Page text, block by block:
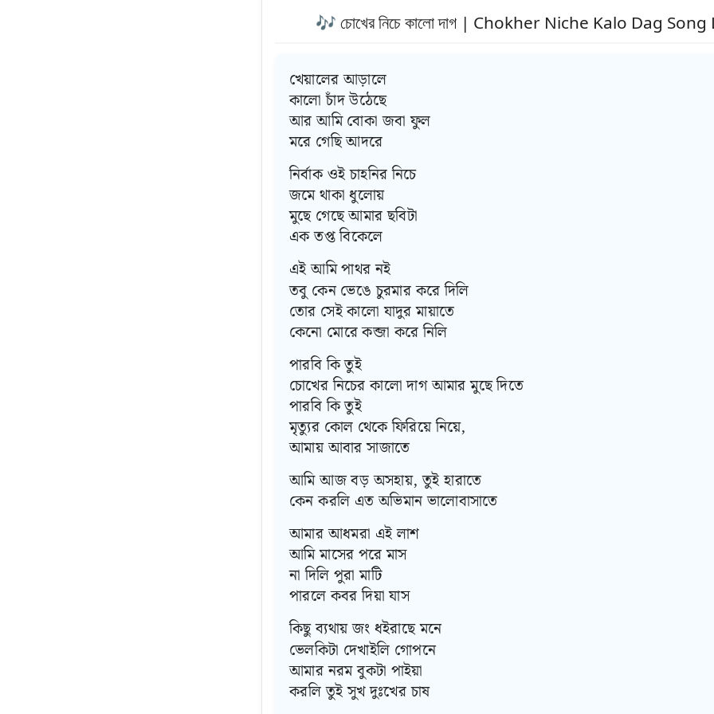
🎶 চোখের নিচে কালো দাগ | Chokher Niche Kalo Dag
খেয়ালের আড়ালে
কালো চাঁদ উঠেছে
আর আমি বোকা জবা ফুল
মরে গেছি আদরে
নির্বাক ওই চাহনির নিচে
জমে থাকা ধুলোয়
মুছে গেছে আমার ছবিটা
এক তপ্ত বিকেলে
এই আমি পাথর নই
তবু কেন ভেঙে চুরমার করে দিলি
তোর সেই কালো যাদুর মায়াতে
কেনো মোরে কব্জা করে নিলি
পারবি কি তুই
চোখের নিচের কালো দাগ আমার মুছে দিতে
পারবি কি তুই
মৃত্যুর কোল থেকে ফিরিয়ে নিয়ে,
আমায় আবার সাজাতে
আমি আজ বড় অসহায়, তুই হারাতে
কেন করলি এত অভিমান ভালোবাসাতে
আমার আধমরা এই লাশ
আমি মাসের পরে মাস
না দিলি পুরা মাটি
পারলে কবর দিয়া যাস
কিছু ব্যথায় জং ধইরাছে মনে
ভেলকিটা দেখাইলি গোপনে
আমার নরম বুকটা পাইয়া
করলি তুই সুখ দুঃখের চাষ